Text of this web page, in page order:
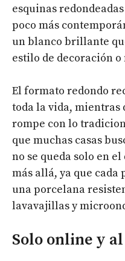
esquinas
poco más
un blanco brillante
estilo de decoración
El formato redondo
toda la vida, mientras
rompe con lo
que muchas casas
no se queda solo en
más allá, ya que cada
una porcelana
lavavajillas y
Solo online y